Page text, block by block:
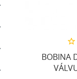
BOBINA